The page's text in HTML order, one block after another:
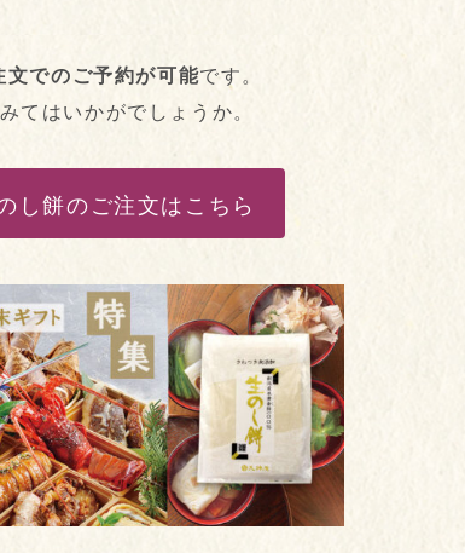
でのご予約が可能です。
てはいかがでしょうか。
し餅のご注文はこちら